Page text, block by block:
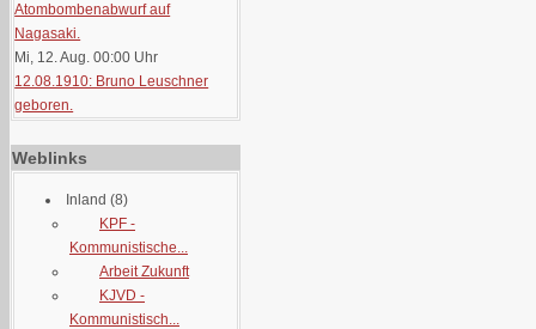
Atombombenabwurf auf
Nagasaki.
Mi, 12. Aug. 00:00 Uhr
12.08.1910: Bruno Leuschner
geboren.
Weblinks
Inland (8)
KPF -
Kommunistische...
Arbeit Zukunft
KJVD -
Kommunistisch...